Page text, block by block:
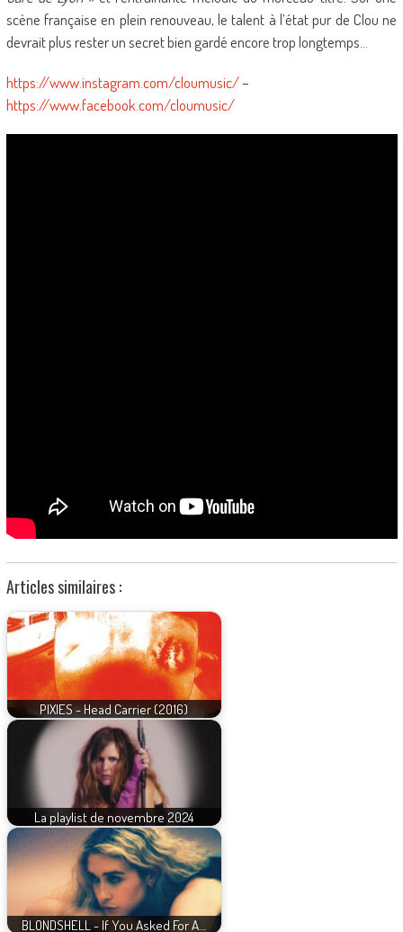
scène française en plein renouveau, le talent à l’état pur de Clou ne
devrait plus rester un secret bien gardé encore trop longtemps…
https://www.instagram.com/cloumusic/–
https://www.facebook.com/cloumusic/
Articles similaires :
PIXIES - Head Carrier (2016)
La playlist de novembre 2024
BLONDSHELL - If You Asked For A…